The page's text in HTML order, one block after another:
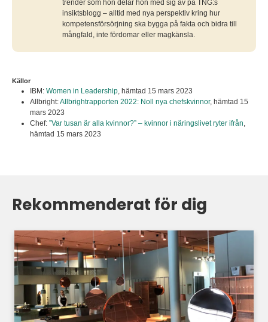
trender som hon delar hon med sig av på TNG:s
insiktsblogg – alltid med nya perspektiv kring hur
kompetensförsörjning ska bygga på fakta och bidra till
mångfald, inte fördomar eller magkänsla.
Källor
IBM: Women in Leadership, hämtad 15 mars 2023
Allbright:Allbrightrapporten 2022: Noll nya chefskvinnor, hämtad 15
mars 2023
Chef: ”Var tusan är alla kvinnor?” – kvinnor i näringslivet ryter ifrån,
hämtad 15 mars 2023
Rekommenderat för dig